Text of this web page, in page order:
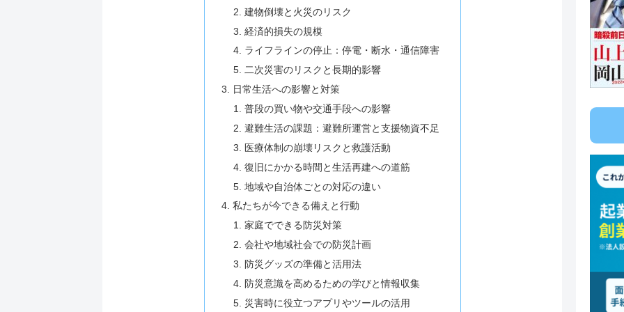
建物倒壊と火災のリスク
経済的損失の規模
ライフラインの停止：停電・断水・通信障害
二次災害のリスクと長期的影響
日常生活への影響と対策
普段の買い物や交通手段への影響
避難生活の課題：避難所運営と支援物資不足
医療体制の崩壊リスクと救護活動
復旧にかかる時間と生活再建への道筋
地域や自治体ごとの対応の違い
私たちが今できる備えと行動
家庭でできる防災対策
会社や地域社会での防災計画
防災グッズの準備と活用法
防災意識を高めるための学びと情報収集
災害時に役立つアプリやツールの活用